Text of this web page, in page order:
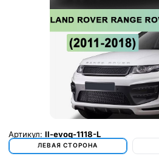
Артикул: ll-evoq-1118-L
ЛЕВАЯ СТОРОНА